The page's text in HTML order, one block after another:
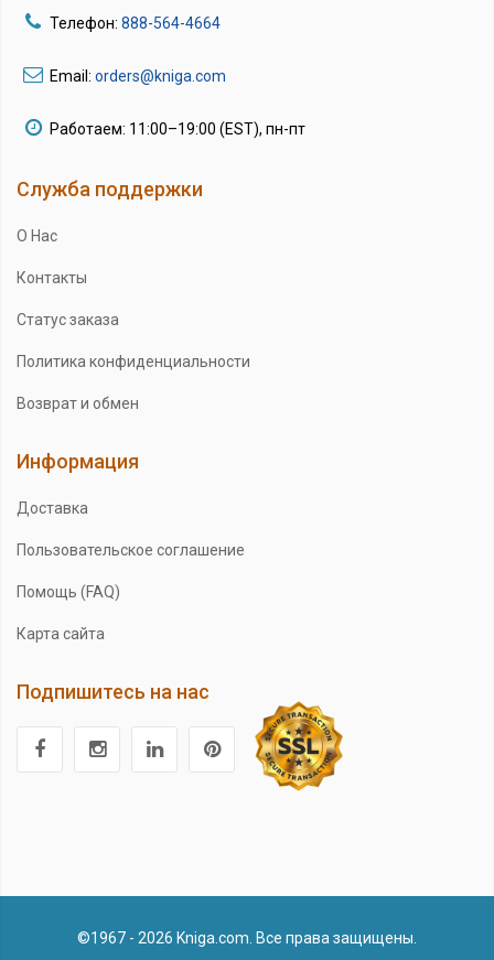
Телефон: 888-564-4664
Email: orders@kniga.com
Работаем: 11:00–19:00 (EST), пн-пт
Служба поддержки
О Нас
Контакты
Статус заказа
Политика конфиденциальности
Возврат и обмен
Информация
Доставка
Пользовательское соглашение
Помощь (FAQ)
Карта сайта
Подпишитесь на нас
©1967 - 2026 Kniga.com. Все права защищены.